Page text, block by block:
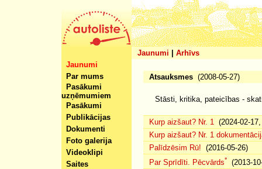
Jaunumi
Arhīvs
Jaunumi
Par mums
Pasākumi
uzņēmumiem
Pasākumi
Publikācijas
Dokumenti
Foto galerija
Videoklipi
Saites
Atsauksmes (2008-05-27)
Stāsti, kritika, pateicības -
Kurp aizšaut? Nr. 1 (2024-02-
Kurp aizšaut? Nr. 1
Palīdzēsim Rū! (2016-05-26)
Par Sprīdīti. Pēcvārds*
(2013-